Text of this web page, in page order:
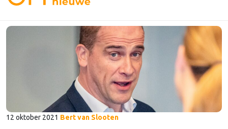
12 oktober 2021 Bert van Slooten